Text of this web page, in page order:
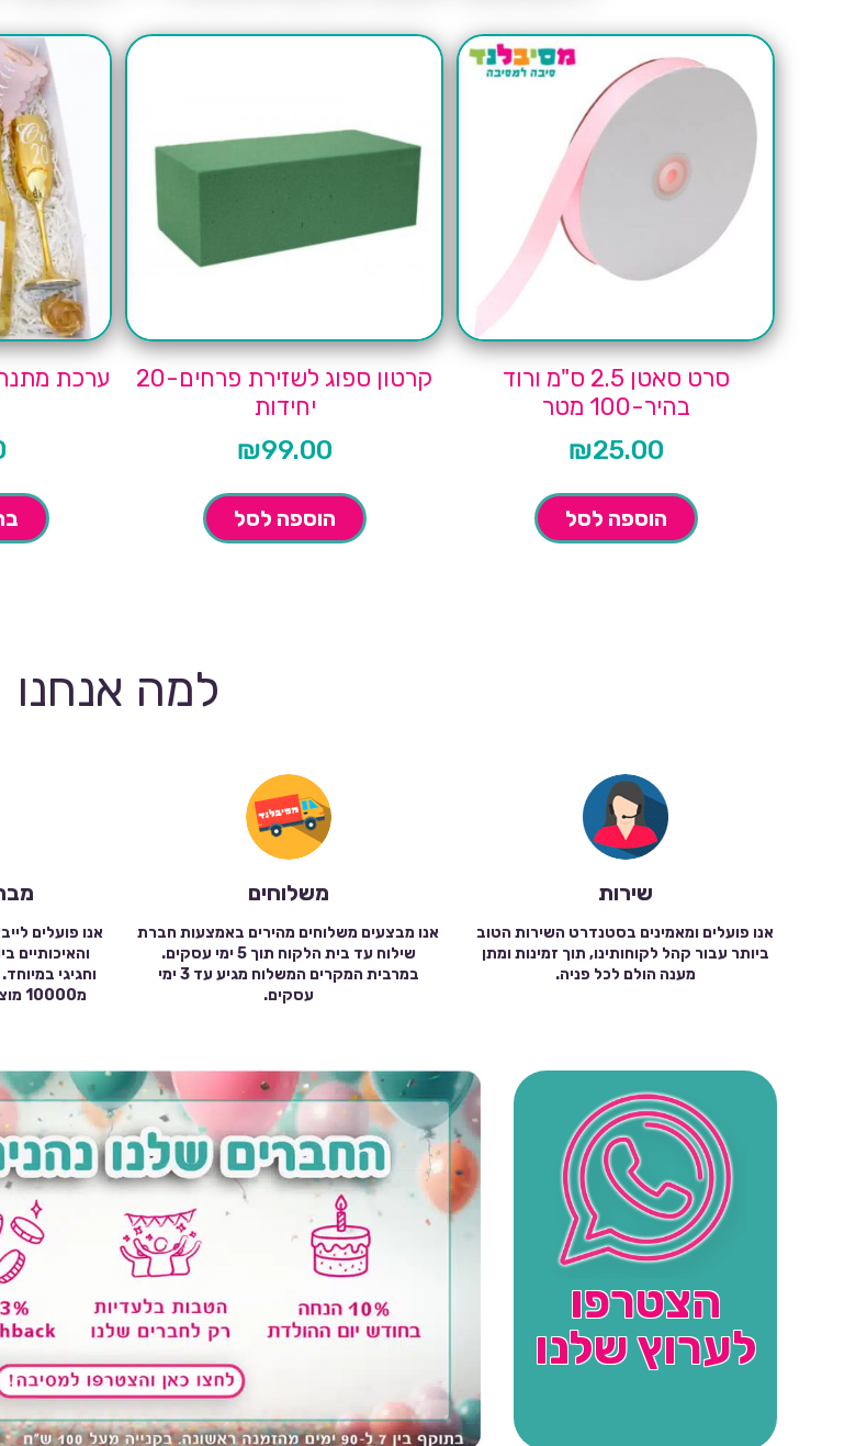
סרט סאטן 2.5 ס"מ ורוד
בהיר-100 מטר
₪25.00
הוספה לסל
קרטון ספוג לשזירת פרחים-20
יחידות
₪99.00
הוספה לסל
ערכת
למה אנחנו
שירות
אנו פועלים ומאמינים בסטנדרט השירות הטוב
ביותר עבור קהל לקוחותינו, תוך זמינות ומתן
מענה הולם לכל פניה.
משלוחים
אנו מבצעים משלוחים מהירים באמצעות חברת
שילוח עד בית הלקוח תוך 5 ימי עסקים.
במרבית המקרים המשלוח מגיע עד 3 ימי
עסקים.
אנו פועלים
והאיכותיים
וחגיגי
הצטרפו
לערוץ שלנו